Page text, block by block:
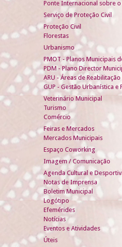
Ponte Internacional sobre o
Serviço de Proteção Civil
Proteção Civil
Florestas
Urbanismo
PMOT - Planos Municipais
PDM - Plano Director
ARU - Áreas de
GUP - Gestão Urbanística e
Veterinário Municipal
Turismo
Comércio
Feiras e Mercados
Mercados Municipais
Espaço Coworking
Imagem / Comunicação
Agenda Cultural e
Notas de Imprensa
Boletim Municipal
Logótipo
Efemérides
Notícias
Eventos e Atividades
Úteis